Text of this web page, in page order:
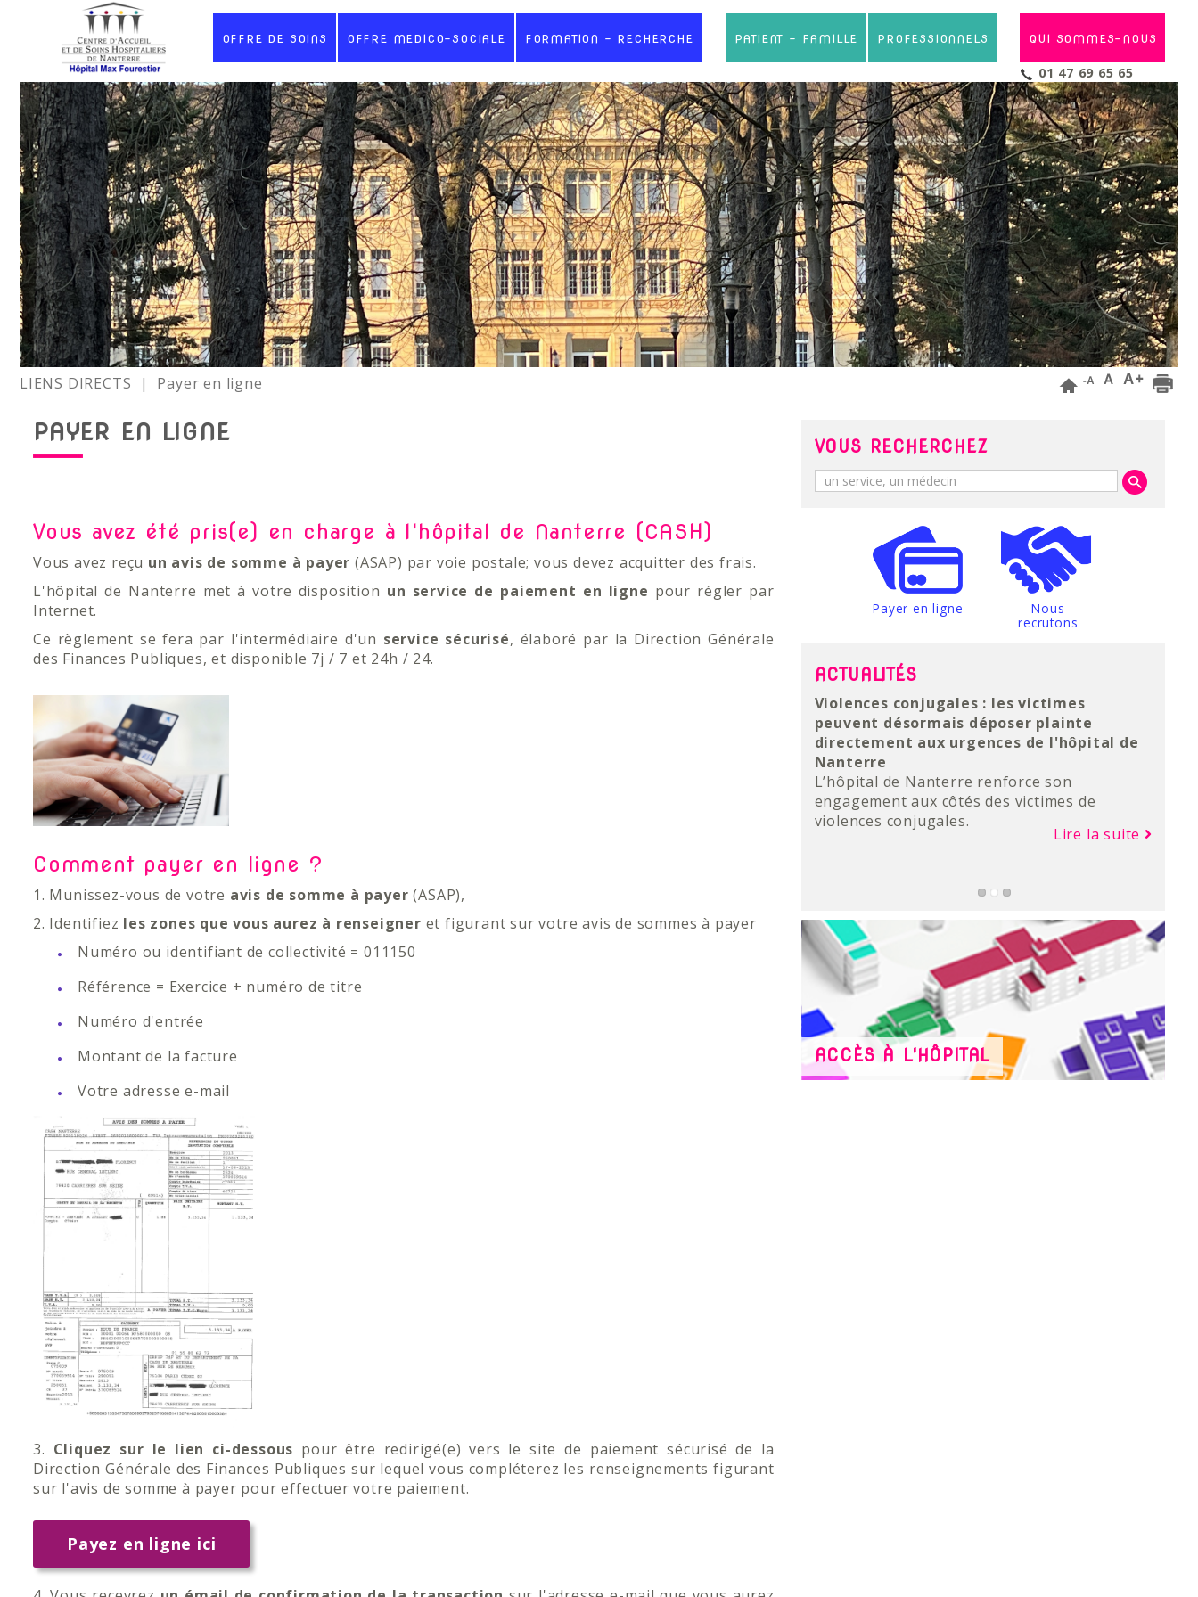
01 47 69 65 65
OFFRE DE SOINS OFFRE MEDICO-SOCIALE FORMATION - RECHERCHE PATIENT - FAMILLE PROFESSIONNELS QUI SOMMES-NOUS
LIENS DIRECTS | Payer en ligne
PAYER EN LIGNE
Vous avez été pris(e) en charge à l'hôpital de Nanterre (CASH)
Vous avez reçu un avis de somme à payer (ASAP) par voie postale; vous devez acquitter des frais.
L'hôpital de Nanterre met à votre disposition un service de paiement en ligne pour régler par
Internet.
Ce règlement se fera par l'intermédiaire d'un service sécurisé, élaboré par la Direction Générale
des Finances Publiques, et disponible 7j / 7 et 24h / 24.
Comment payer en ligne ?
1. Munissez-vous de votre avis de somme à payer(ASAP),
2. Identifiez les zones que vous aurez à renseigner et figurant sur votre avis de sommes à payer
Numéro ou identifiant de collectivité = 011150
Référence = Exercice + numéro de titre
Numéro d'entrée
Montant de la facture
Votre adresse e-mail
3. Cliquez sur le lien ci-dessous pour être redirigé(e) vers le site de paiement sécurisé de la
Direction Générale des Finances Publiques sur lequel vous compléterez les renseignements figurant
sur l'avis de somme à payer pour effectuer votre paiement.
Payez en ligne ici
VOUS RECHERCHEZ
Payer en ligne
Nous
recrutons
ACTUALITÉS
L’Hôpital de Nanterre se dote d’un scanner
intégrant l’intelligence artificielle
L’Hôpital de Nanterre vient de franchir une
étape importante dans la modernisation de
son plateau technique avec l’acquisition d’un
nouveau scanner de dernière génération.
Lire la suite
Violences conjugales : les victimes
peuvent désormais déposer plainte
directement aux urgences de l'hôpital de
Nanterre
L’hôpital de Nanterre renforce son
engagement aux côtés des victimes de
violences conjugales.
Lire la suite
Parcours Diane : dispositif d’aide et de
soins pour les femmes victimes de
violences
Une équipe dédiée pour accompagner les
femmes victimes de violences
Lire la suite
ACCÈS À L'HÔPITAL